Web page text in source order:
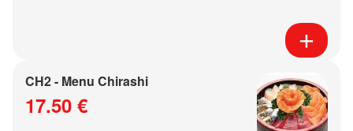
CH2 - Menu Chirashi
17.50 €